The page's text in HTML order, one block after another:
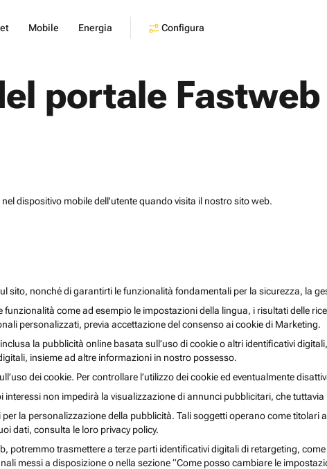
Mobile Energia Configura
portale Fastweb
dispositivo mobile dell'utente quando visita il nostro sito web.
sito, nonché di garantirti le funzionalità fondamentali per la sicurezza, la
funzionalità come ad esempio le impostazioni della lingua, i risultati delle
personalizzati, previa accettazione del consenso ai cookie di Marketing.
la pubblicità online basata sull’uso di cookie o altri identificativi
insieme ad altre informazioni in nostro possesso.
dei cookie. Per controllare l’utilizzo dei cookie ed eventualmente
non impedirà la visualizzazione di annunci pubblicitari, che
la personalizzazione della pubblicità. Tali soggetti operano come
dati, consulta le loro privacy policy.
potremmo trasmettere a terze parti identificativi digitali di retargeting,
messi a disposizione o nella sezione “Come posso cambiare le